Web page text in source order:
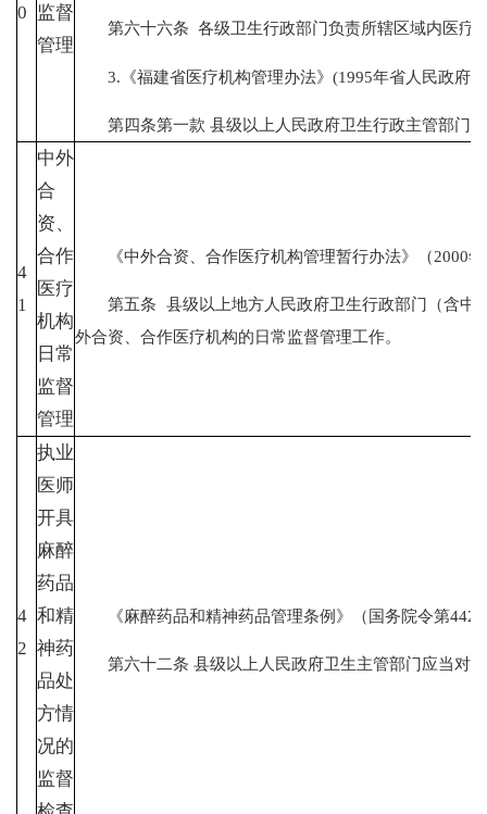
0
监督
管理
第六十六条 各级卫生行政部门负责所辖区域内医疗
3.《福建省医疗机构管理办法》(1995年省人民政府令
第四条第一款 县级以上人民政府卫生行政主管部门为
4
1
中外
合
资、
合作
医疗
机构
日常
监督
管理
《中外合资、合作医疗机构管理暂行办法》（2000年
第五条 县级以上地方人民政府卫生行政部门（含中
外合资、合作医疗机构的日常监督管理工作。
4
2
执业
医师
开具
麻醉
药品
和精
神药
品处
方情
况的
监督
《麻醉药品和精神药品管理条例》（国务院令第442
第六十二条 县级以上人民政府卫生主管部门应当对